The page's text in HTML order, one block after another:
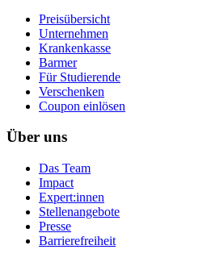
Preisübersicht
Unternehmen
Krankenkasse
Barmer
Für Studierende
Ver­schen­ken
Coupon einlösen
Über uns
Das Team
Impact
Expert:innen
Stellenangebote
Presse
Barrierefreiheit